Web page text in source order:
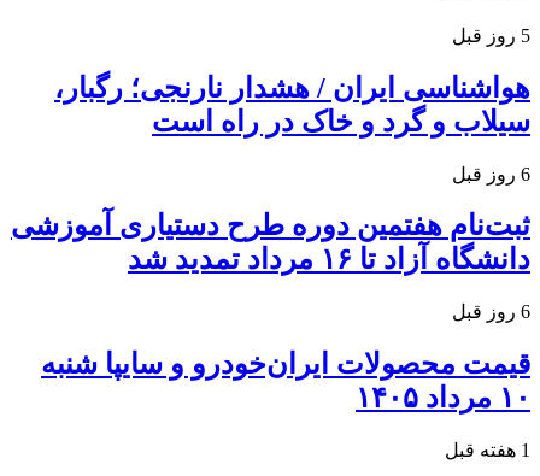
5 روز قبل
هواشناسی ایران / هشدار نارنجی؛ رگبار،
سیلاب و گرد و خاک در راه است
6 روز قبل
ثبت‌نام هفتمین دوره طرح دستیاری آموزشی
دانشگاه آزاد تا ۱۶ مرداد تمدید شد
6 روز قبل
قیمت محصولات ایران‌خودرو و سایپا شنبه
۱۰ مرداد ۱۴۰۵
1 هفته قبل